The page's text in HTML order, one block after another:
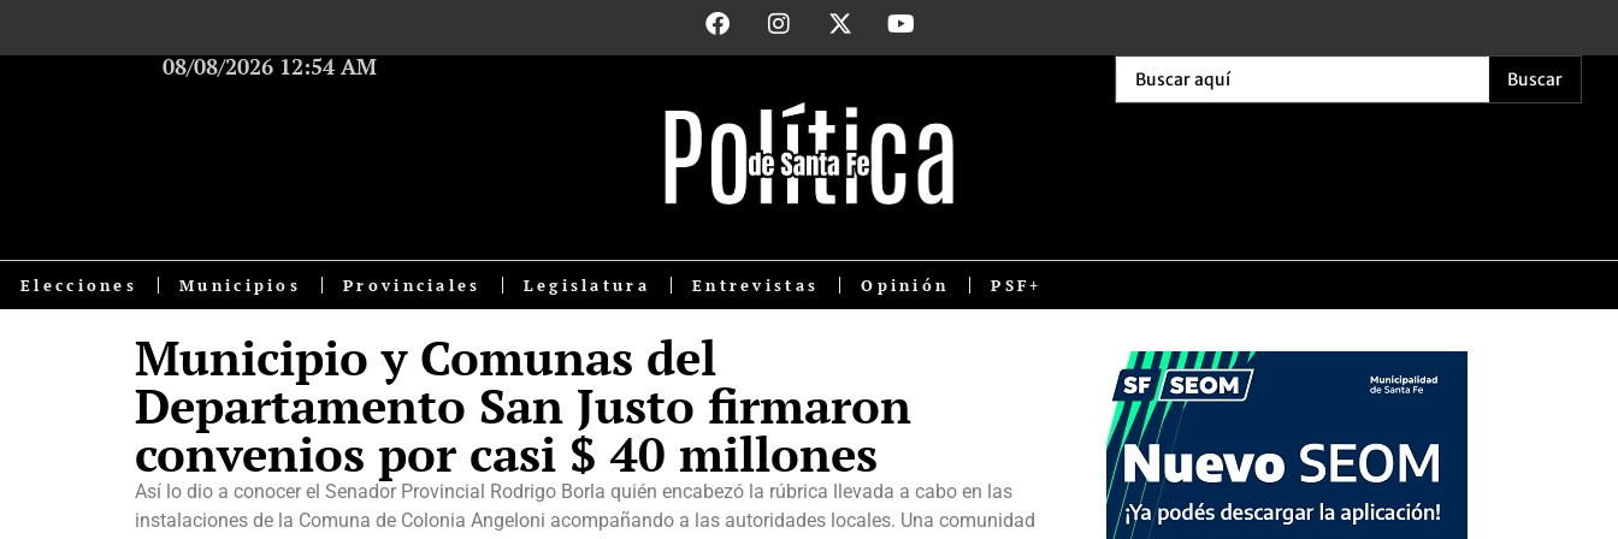
08/08/2026 12:54 AM Buscar
Elecciones Municipios Provinciales Legislatura Entrevistas Opinión PSF+
Municipio y Comunas del
Departamento San Justo firmaron
convenios por casi $ 40 millones
Así lo dio a conocer el Senador Provincial Rodrigo Borla quién encabezó la rúbrica llevada a cabo en las
instalaciones de la Comuna de Colonia Angeloni acompañando a las autoridades locales. Una comunidad